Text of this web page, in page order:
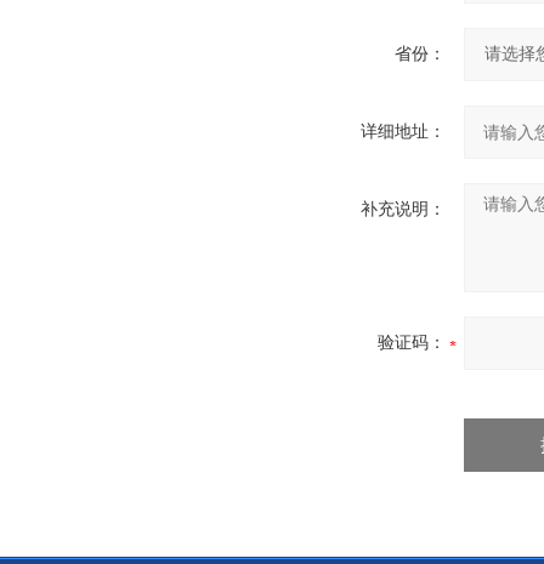
省份：
详细地址：
补充说明：
验证码：